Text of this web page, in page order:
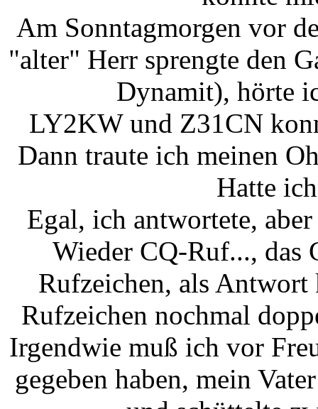
Am Sonntagmorgen vor
"alter" Herr sprengte den
Dynamit), hörte
LY2KW und Z31CN
Dann traute ich meinen
Hatte
Egal, ich antwortete,
Wieder CQ-Ruf..., das
Rufzeichen, als
Rufzeichen nochmal
Irgendwie muß ich vor
gegeben haben, mein